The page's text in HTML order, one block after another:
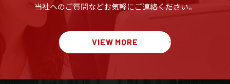
当社へのご質問などお気軽にご連絡ください。
VIEW MORE